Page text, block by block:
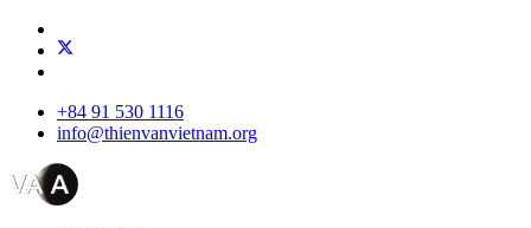
+84 91 530 1116
info@thienvanvietnam.org